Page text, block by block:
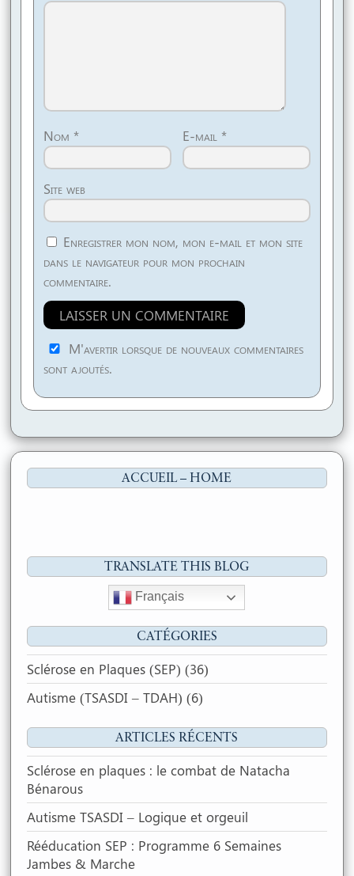
Nom* E-mail *
Site web
Enregistrer mon nom, mon e-mail et mon site
dans le navigateur pour mon prochain
commentaire.
M'avertir lorsque de nouveaux commentaires
sont ajoutés.
ACCUEIL – HOME
TRANSLATE THIS BLOG
Français
CATÉGORIES
Sclérose en Plaques (SEP) (36)
Autisme (TSASDI – TDAH) (6)
ARTICLES RÉCENTS
Sclérose en plaques : le combat de Natacha
Bénarous
Autisme TSASDI – Logique et orgeuil
Rééducation SEP : Programme 6 Semaines
Jambes & Marche